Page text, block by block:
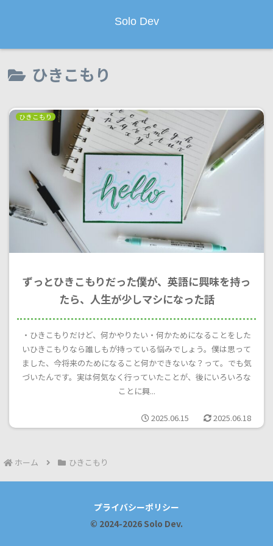
Solo Dev
ひきこもり
ひきこもり
ずっとひきこもりだった僕が、英語に興味を持っ
たら、人生が少しマシになった話
・ひきこもりだけど、何かやりたい・何かためになることをした
いひきこもりなら誰しもが持っている悩みでしょう。僕は思って
ました、今将来のためになること何かできないな？って。でも気
づいたんです。実は何気なく行っていたことが、後にいろいろな
ことに興...
2025.06.15 2025.06.18
ホーム ひきこもり
プライバシーポリシー
© 2024-2026 Solo Dev.